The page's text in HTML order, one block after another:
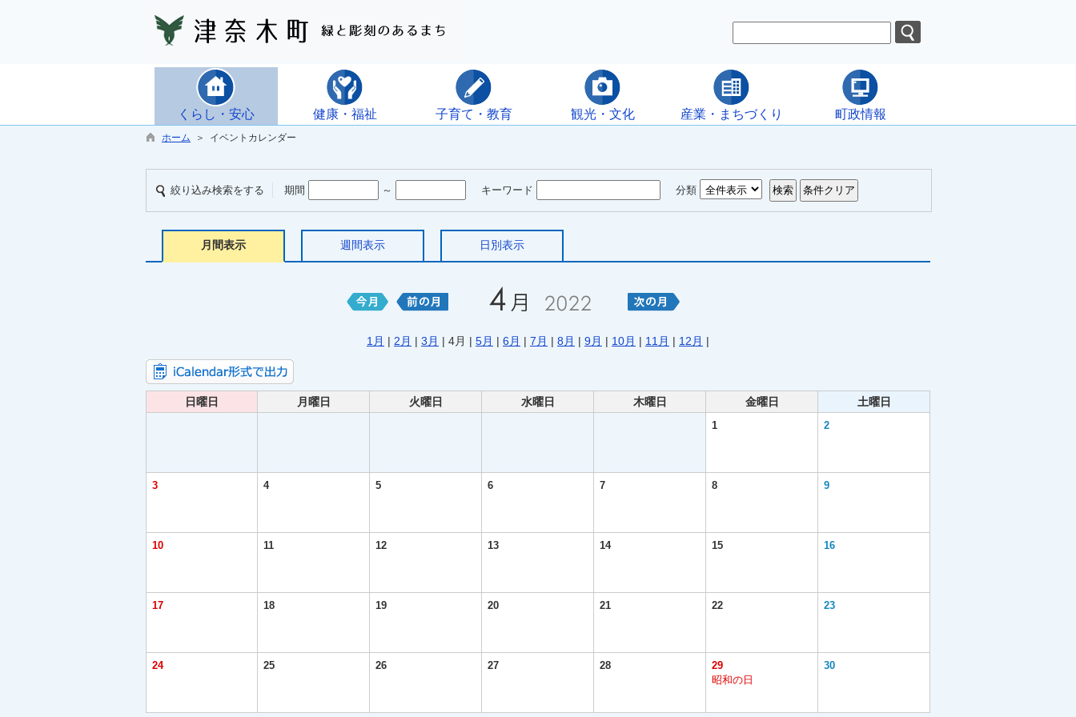
くらし・安心 健康・福祉 子育て・教育 観光・文化 産業・まちづくり 町政情報
ホーム ＞ イベントカレンダー
絞り込み検索をする 期間 ～ キーワード 分類
月間表示 週間表示 日別表示
1月 | 2月 | 3月 | 4月 | 5月 | 6月 | 7月 | 8月 | 9月 | 10月 | 11月 | 12月 |
日曜日 月曜日 火曜日 水曜日 木曜日 金曜日 土曜日
1 2
3 4 5 6 7 8 9
10 11 12 13 14 15 16
17 18 19 20 21 22 23
24 25 26 27 28
29
昭和の日
30